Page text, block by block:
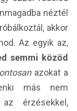
néztél
akkor
Az egyik az,
semmi közöd
azokat a
más nem
érzésekkel,